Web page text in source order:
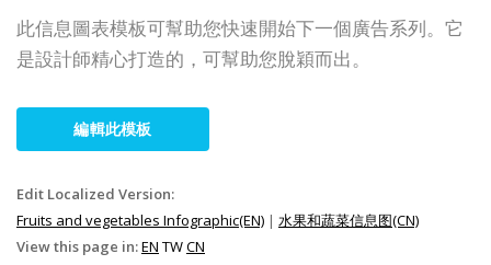
此信息圖表模板可幫助您快速開始下一個廣告系列。它
是設計師精心打造的，可幫助您脫穎而出。
編輯此模板
Edit Localized Version:
Fruits and vegetables Infographic(EN) | 水果和蔬菜信息图(CN)
View this page in:EN TWCN